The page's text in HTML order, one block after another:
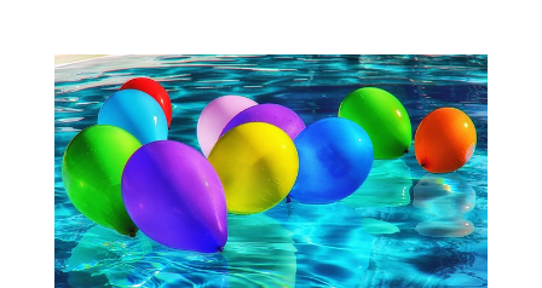
Entretien d’espaces verts à Evreux :
pourquoi le savoir-faire fait la
différence
0 4 minutes